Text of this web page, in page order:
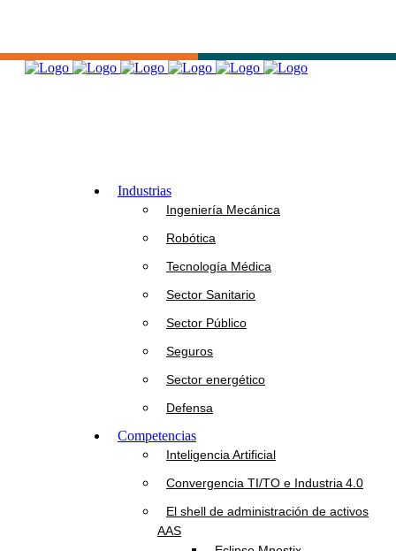
Industrias
Ingeniería Mecánica
Robótica
Tecnología Médica
Sector Sanitario
Sector Público
Seguros
Sector energético
Defensa
Competencias
Inteligencia Artificial
Convergencia TI/TO e Industria 4.0
El shell de administración de activos
AAS